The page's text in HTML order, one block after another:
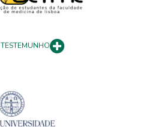
TESTEMUNHO